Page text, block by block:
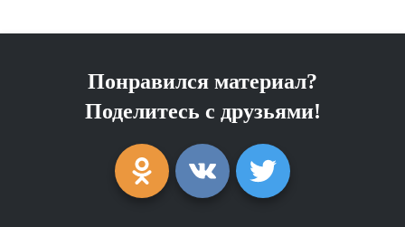
Понравился материал?
Поделитесь с друзьями!